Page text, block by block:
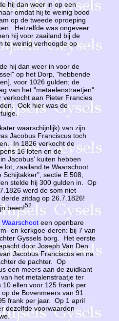
hij dan weer in op een
omdat hij te weinig bood
op de tweede oproeping
Hetzelfde was ongeveer
hij voor zaailand bij de
te weinig verhoogde op
hij dan weer in voor de
op het Dorp, "hebbende
voor 1026 gulden; de
van het "metaelenstraetjen"
verkocht aan Pieter Francies
Ook hier was de
waarschijnlijk) van zijn
Jacobus Franciscus toch
In 1826 verkocht de
16 loten en de
Jacobus' kuiten hebben
lot, zaailand te Waarschoot
sectie E 508,
stelde hij 300 gulden in. Op
werd de som niet
zitdag op 26.7.1826!
been!52
Waarschooteen openbare
en kerkgoe-deren: bij 7 van
Gyssels borg. Het eerste
door Joseph Van Den
Jacobus Franciscus en na
de pachter. Op
een meers aan de zuidkant
het metalenstraatje ter
ellen voor 125 frank per
de Bovenmeers van 91
frank per jaar. Op 1 april
dezelfde voorwaarden